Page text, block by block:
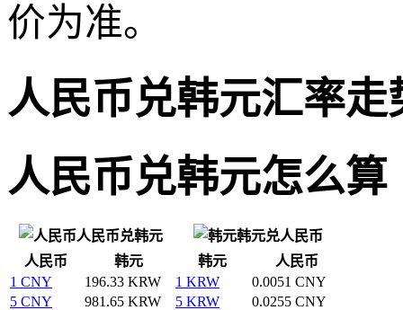
价为准。
人民币兑韩元汇率走
人民币兑韩元怎么算
人民币兑韩元
韩元兑人民币
人民币
韩元 韩元
人民币
1 CNY
196.33 KRW 1 KRW
0.0051 CNY
5 CNY
981.65 KRW 5 KRW
0.0255 CNY